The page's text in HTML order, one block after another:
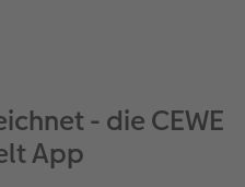
- die CEWE
App